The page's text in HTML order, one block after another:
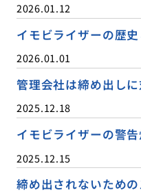
2026.01.12
イモビライザーの歴
2026.01.01
管理会社は締め出し
2025.12.18
イモビライザーの警
2025.12.15
締め出されないため